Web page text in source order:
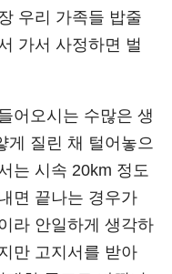
우리 가족들 밥줄
가서 사정하면 벌
어오시는 수많은 생
게 질린 채 털어놓으
는 시속 20km 정도
면 끝나는 경우가
라 안일하게 생각하
만 고지서를 받아